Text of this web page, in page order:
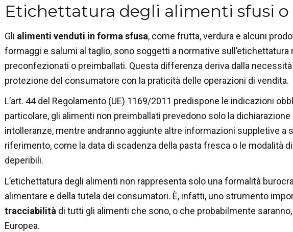
Etichettatura degli alimenti sfusi
Gli alimenti venduti in forma sfusa, come frutta, verdura e alcuni
formaggi e salumi al taglio, sono soggetti a normative
preconfezionati o preimballati. Questa differenza deriva dalla
protezione del consumatore con la praticità delle operazioni di vendita.
L’art. 44 del Regolamento (UE) 1169/2011 predispone le indicazioni
particolare, gli alimenti non preimballati prevedono solo la
intolleranze, mentre andranno aggiunte altre informazioni suppletive a
riferimento, come la data di scadenza della pasta fresca o le modalità
deperibili.
L’etichettatura degli alimenti non rappresenta solo una formalità
alimentare e della tutela dei consumatori. È, infatti, uno strumento
tracciabilità di tutti gli alimenti che sono, o che probabilmente
Europea.